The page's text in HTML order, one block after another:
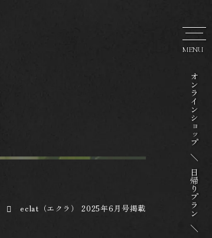
MENU
オンラインショップ
日帰りプラン
eclat（エクラ） 2025年6月号掲載